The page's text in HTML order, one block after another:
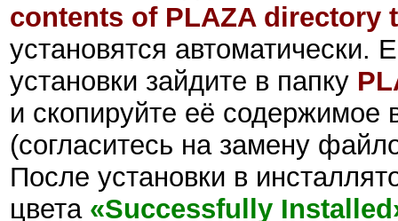
contents of PLAZA directory
установятся автоматически.
установки зайдите в папку
и скопируйте её содержимое
(согласитесь на замену
После установки в
цвета «Successfully